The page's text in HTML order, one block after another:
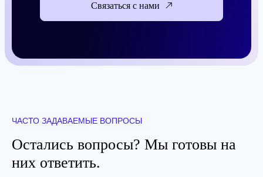
Связаться с нами
ЧАСТО ЗАДАВАЕМЫЕ ВОПРОСЫ
Остались вопросы? Мы готовы на
них ответить.